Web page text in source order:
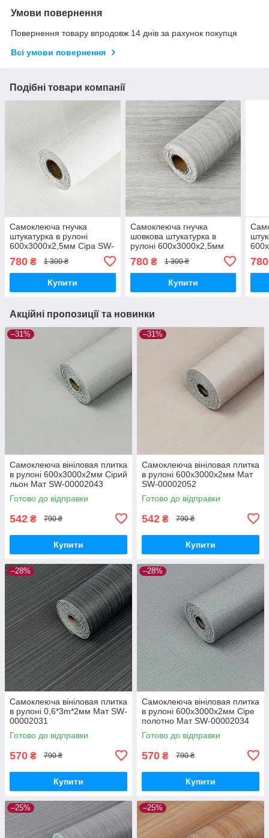
Умови повернення
Повернення товару впродовж 14 днів за рахунок покупця
Всі умови повернення
Подібні товари компанії
Самоклеюча гнучка
штукатурка в рулоні
600х3000х2,5мм Сіра SW-
780 ₴ 1 300 ₴
Купити
Самоклеюча гнучка
шовкова штукатурка в
рулоні 600х3000х2,5мм
00002997
780₴ 1 300 ₴
Купити
780
Акційні пропозиції та новинки
–31%
Самоклеюча вініловая плитка
в рулоні 600х3000х2мм Сірий
льон Мат SW-00002043
Готово до відправки
542 ₴ 790 ₴
Купити
–31%
Самоклеюча вініловая плитка
в рулоні 600х3000х2мм Мат
SW-00002052
Готово до відправки
542 ₴ 790 ₴
Купити
–28%
Самоклеюча вініловая плитка
в рулоні 0,6*3m*2мм Мат SW-
00002031
Готово до відправки
570 ₴ 790 ₴
Купити
–28%
Самоклеюча вініловая плитка
в рулоні 600х3000х2мм Сіре
полотно Мат SW-00002034
Готово до відправки
570 ₴ 790 ₴
Купити
–25% –25%